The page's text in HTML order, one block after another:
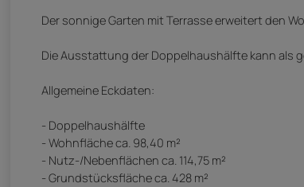
Der sonnige Garten mit Terrasse erweitert den
Die Ausstattung der Doppelhaushälfte kann als
Allgemeine Eckdaten:
- Doppelhaushälfte
- Wohnfläche ca. 98,40 m²
- Nutz-/Nebenflächen ca. 114,75 m²
- Grundstücksfläche ca. 428 m²